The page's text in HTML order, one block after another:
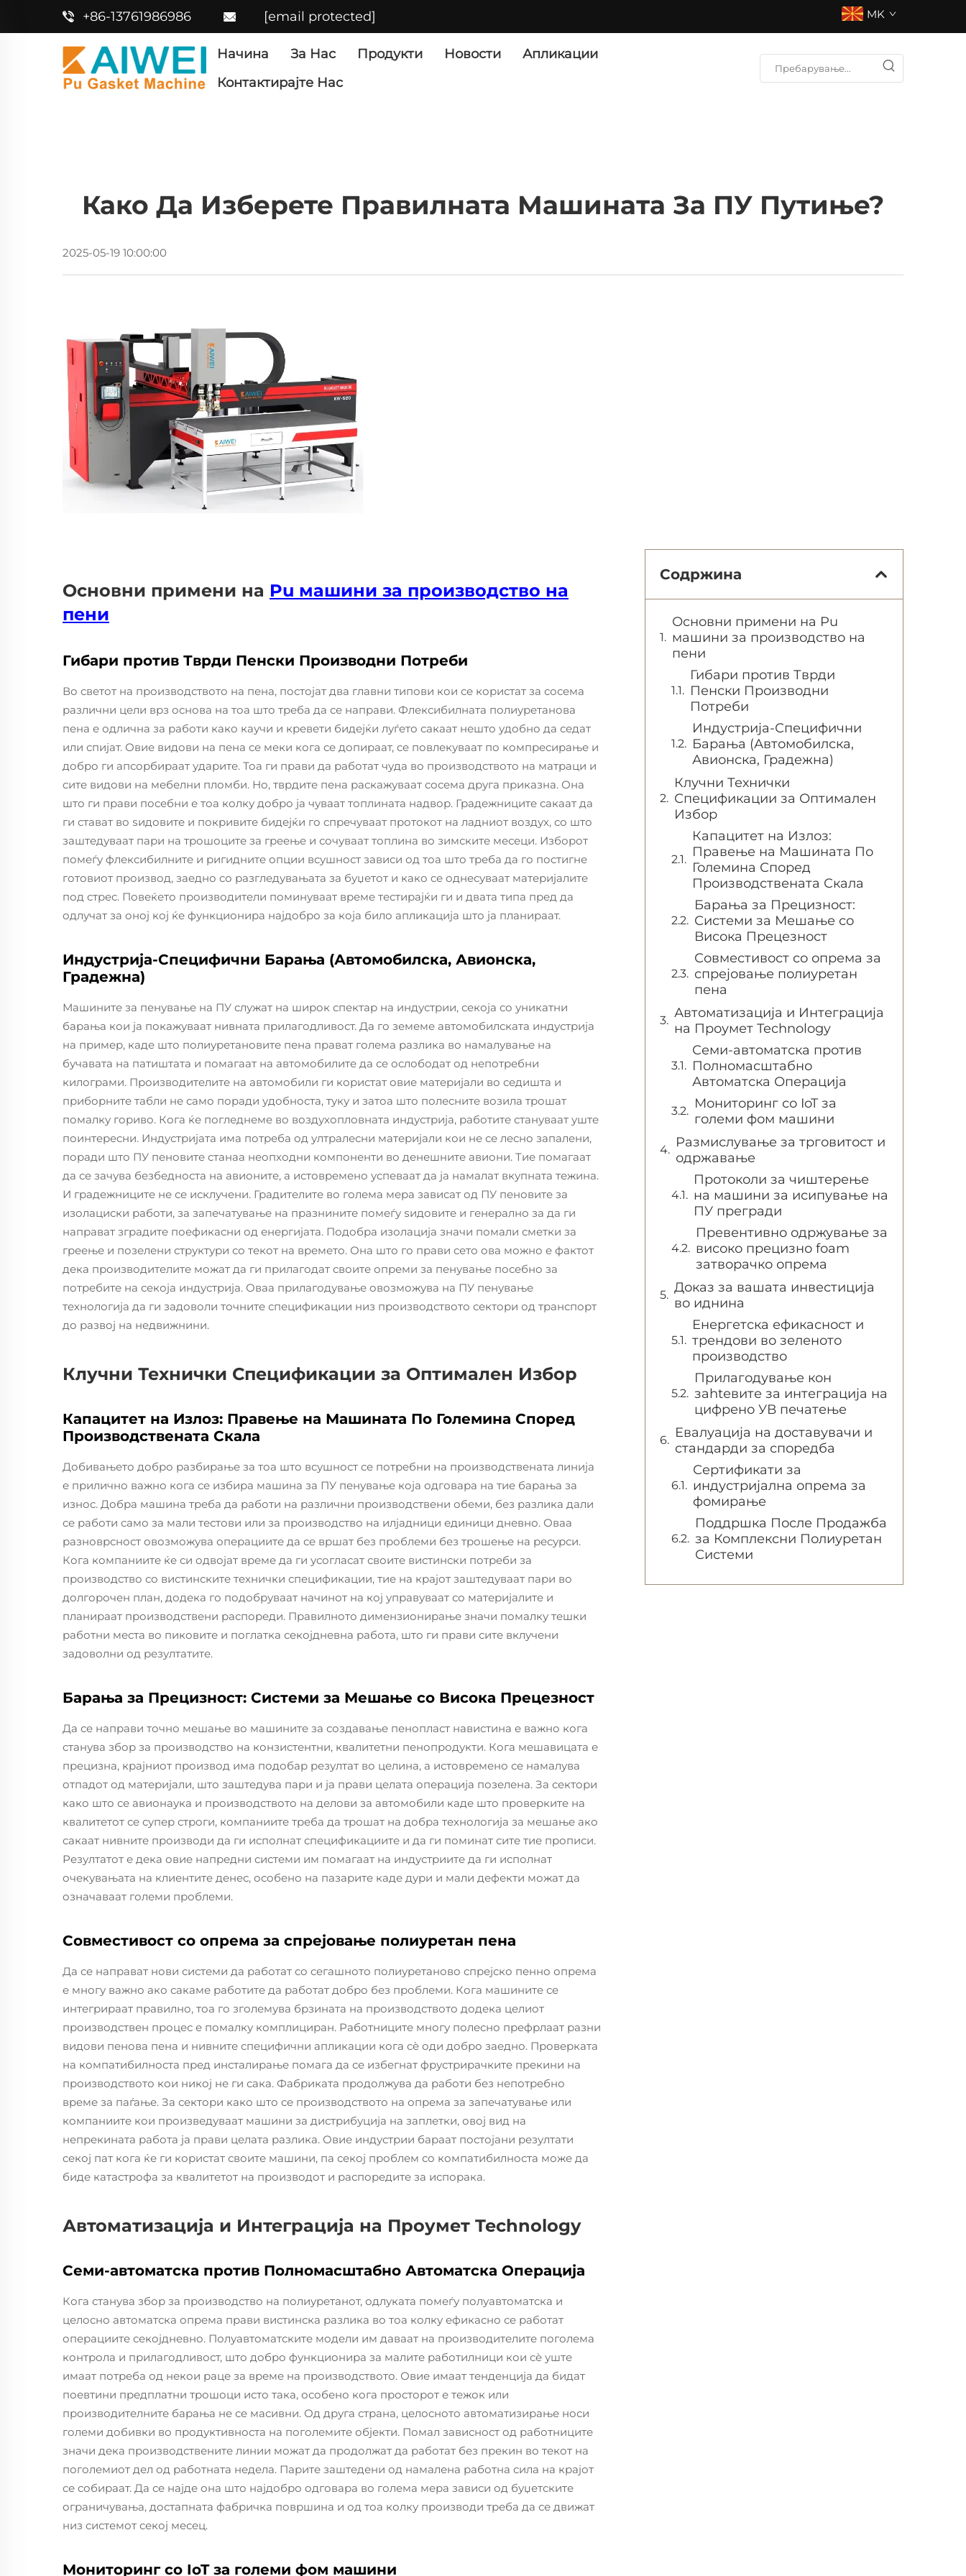
+86-13761986986 [email protected] MK
Начина За Нас Продукти Новости
Апликации
Контактирајте Нас
Како Да Изберете Правилната Машината За ПУ Путиње?
2025-05-19 10:00:00
Основни примени на Pu машини за производство на
пени
Гибари против Тврди Пенски Производни Потреби
Во светот на производството на пена, постојат два главни типови кои се користат за сосема
различни цели врз основа на тоа што треба да се направи. Флексибилната полиуретанова
пена е одлична за работи како каучи и кревети бидејќи луѓето сакаат нешто удобно да седат
или спијат. Овие видови на пена се меки кога се допираат, се повлекуваат по компресирање и
добро ги апсорбираат ударите. Тоа ги прави да работат чуда во производството на матраци и
сите видови на мебелни пломби. Но, тврдите пена раскажуваат сосема друга приказна. Она
што ги прави посебни е тоа колку добро ја чуваат топлината надвор. Градежниците сакаат да
ги стават во ѕидовите и покривите бидејќи го спречуваат протокот на ладниот воздух, со што
заштедуваат пари на трошоците за греење и сочуваат топлина во зимските месеци. Изборот
помеѓу флексибилните и ригидните опции всушност зависи од тоа што треба да го постигне
готовиот производ, заедно со разгледувањата за буџетот и како се однесуваат материјалите
под стрес. Повеќето производители поминуваат време тестирајќи ги и двата типа пред да
одлучат за оној кој ќе функционира најдобро за која било апликација што ја планираат.
Индустрија-Специфични Барања (Автомобилска, Авионска,
Градежна)
Машините за пенување на ПУ служат на широк спектар на индустрии, секоја со уникатни
барања кои ја покажуваат нивната прилагодливост. Да го земеме автомобилската индустрија
на пример, каде што полиуретановите пена прават голема разлика во намалување на
бучавата на патиштата и помагаат на автомобилите да се ослободат од непотребни
килограми. Производителите на автомобили ги користат овие материјали во седишта и
приборните табли не само поради удобноста, туку и затоа што полесните возила трошат
помалку гориво. Кога ќе погледнеме во воздухопловната индустрија, работите стануваат уште
поинтересни. Индустријата има потреба од ултралесни материјали кои не се лесно запалени,
поради што ПУ пеновите станаа неопходни компоненти во денешните авиони. Тие помагаат
да се зачува безбедноста на авионите, а истовремено успеваат да ја намалат вкупната тежина.
И градежниците не се исклучени. Градителите во голема мера зависат од ПУ пеновите за
изолациски работи, за запечатување на празнините помеѓу ѕидовите и генерално за да ги
направат зградите поефикасни од енергијата. Подобра изолација значи помали сметки за
греење и позелени структури со текот на времето. Она што го прави сето ова можно е фактот
дека производителите можат да ги прилагодат своите опреми за пенување посебно за
потребите на секоја индустрија. Оваа прилагодување овозможува на ПУ пенување
технологија да ги задоволи точните спецификации низ производството сектори од транспорт
до развој на недвижнини.
Клучни Технички Спецификации за Оптимален Избор
Капацитет на Излоз: Правење на Машината По Големина Според
Производствената Скала
Добивањето добро разбирање за тоа што всушност се потребни на производствената линија
е прилично важно кога се избира машина за ПУ пенување која одговара на тие барања за
износ. Добра машина треба да работи на различни производствени обеми, без разлика дали
се работи само за мали тестови или за производство на илјадници единици дневно. Оваа
разноврсност овозможува операциите да се вршат без проблеми без трошење на ресурси.
Кога компаниите ќе си одвојат време да ги усогласат своите вистински потреби за
производство со вистинските технички спецификации, тие на крајот заштедуваат пари во
долгорочен план, додека го подобруваат начинот на кој управуваат со материјалите и
планираат производствени распореди. Правилното димензионирање значи помалку тешки
работни места во пиковите и поглатка секојдневна работа, што ги прави сите вклучени
задоволни од резултатите.
Барања за Прецизност: Системи за Мешање со Висока Прецезност
Да се направи точно мешање во машините за создавање пенопласт навистина е важно кога
станува збор за производство на конзистентни, квалитетни пенопродукти. Кога мешавицата е
прецизна, крајниот производ има подобар резултат во целина, а истовремено се намалува
отпадот од материјали, што заштедува пари и ја прави целата операција позелена. За сектори
како што се авионаука и производството на делови за автомобили каде што проверките на
квалитетот се супер строги, компаниите треба да трошат на добра технологија за мешање ако
сакаат нивните производи да ги исполнат спецификациите и да ги поминат сите тие прописи.
Резултатот е дека овие напредни системи им помагаат на индустриите да ги исполнат
очекувањата на клиентите денес, особено на пазарите каде дури и мали дефекти можат да
означаваат големи проблеми.
Совместивост со опрема за спрејовање полиуретан пена
Да се направат нови системи да работат со сегашното полиуретаново спрејско пенно опрема
е многу важно ако сакаме работите да работат добро без проблеми. Кога машините се
интегрираат правилно, тоа го зголемува брзината на производството додека целиот
производствен процес е помалку комплициран. Работниците многу полесно префрлаат разни
видови пенова пена и нивните специфични апликации кога сè оди добро заедно. Проверката
на компатибилноста пред инсталирање помага да се избегнат фрустрирачките прекини на
производството кои никој не ги сака. Фабриката продолжува да работи без непотребно
време за паѓање. За сектори како што се производството на опрема за запечатување или
компаниите кои произведуваат машини за дистрибуција на заплетки, овој вид на
непрекината работа ја прави целата разлика. Овие индустрии бараат постојани резултати
секој пат кога ќе ги користат своите машини, па секој проблем со компатибилноста може да
биде катастрофа за квалитетот на производот и распоредите за испорака.
Автоматизација и Интеграција на Проумет Technology
Семи-автоматска против Полномасштабно Автоматска Операција
Кога станува збор за производство на полиуретанот, одлуката помеѓу полуавтоматска и
целосно автоматска опрема прави вистинска разлика во тоа колку ефикасно се работат
операциите секојдневно. Полуавтоматските модели им даваат на производителите поголема
контрола и прилагодливост, што добро функционира за малите работилници кои сè уште
имаат потреба од некои раце за време на производството. Овие имаат тенденција да бидат
поевтини предплатни трошоци исто така, особено кога просторот е тежок или
производителните барања не се масивни. Од друга страна, целосното автоматизирање носи
големи добивки во продуктивноста на поголемите објекти. Помал зависност од работниците
значи дека производствените линии можат да продолжат да работат без прекин во текот на
поголемиот дел од работната недела. Парите заштедени од намалена работна сила на крајот
се собираат. Да се најде она што најдобро одговара во голема мера зависи од буџетските
ограничувања, достапната фабричка површина и од тоа колку производи треба да се движат
низ системот секој месец.
Мониторинг со IoT за големи фом машини
Содржина
Основни примени на Pu
машини за производство на
пени
Гибари против Тврди
Пенски Производни
Потреби
Индустрија-Специфични
Барања (Автомобилска,
Авионска, Градежна)
Клучни Технички
Спецификации за Оптимален
Избор
Капацитет на Излоз:
Правење на Машината По
Големина Според
Производствената Скала
Барања за Прецизност:
Системи за Мешање со
Висока Прецезност
Совместивост со опрема за
спрејовање полиуретан
пена
Автоматизација и Интеграција
на Проумет Technology
Семи-автоматска против
Полномасштабно
Автоматска Операција
Мониторинг со IoT за
големи фом машини
Размислување за трговитост и
одржавање
Протоколи за чиштерење
на машини за исипување на
ПУ прегради
Превентивно одржување за
високо прецизно foam
затворачко опрема
Доказ за вашата инвестиција
во иднина
Енергетска ефикасност и
трендови во зеленото
производство
Прилагодување кон
заhtевите за интеграција на
цифрено УВ печатење
Евалуација на доставувачи и
стандарди за споредба
Сертификати за
индустријална опрема за
фомирање
Поддршка После Продажба
за Комплексни Полиуретан
Системи